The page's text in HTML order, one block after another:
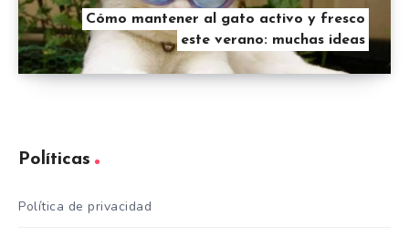
Cómo mantener al gato activo y fresco
este verano: muchas ideas
Políticas
Política de privacidad